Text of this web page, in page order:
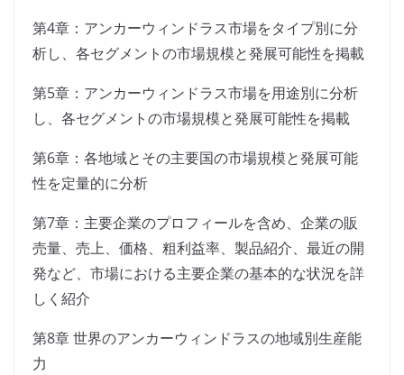
第4章：アンカーウィンドラス市場をタイプ別に分
析し、各セグメントの市場規模と発展可能性を掲載
第5章：アンカーウィンドラス市場を用途別に分析
し、各セグメントの市場規模と発展可能性を掲載
第6章：各地域とその主要国の市場規模と発展可能
性を定量的に分析
第7章：主要企業のプロフィールを含め、企業の販
売量、売上、価格、粗利益率、製品紹介、最近の開
発など、市場における主要企業の基本的な状況を詳
しく紹介
第8章 世界のアンカーウィンドラスの地域別生産能
力